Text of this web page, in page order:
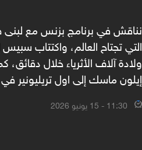
نناقش في برنامج بزنس مع لبنى
التي تجتاح العالم، واكتتاب
ولادة آلاف الأثرياء خلال
إيلون ماسك إلى اول تريليونير في
11:30 - 15 يونيو 2026